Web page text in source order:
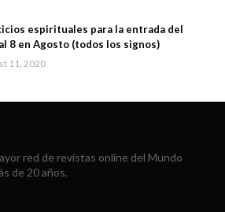
espirituales para la entrada del
8 en Agosto (todos los signos)
11, 2020
red de revistas online del Mundo
de 20 años.